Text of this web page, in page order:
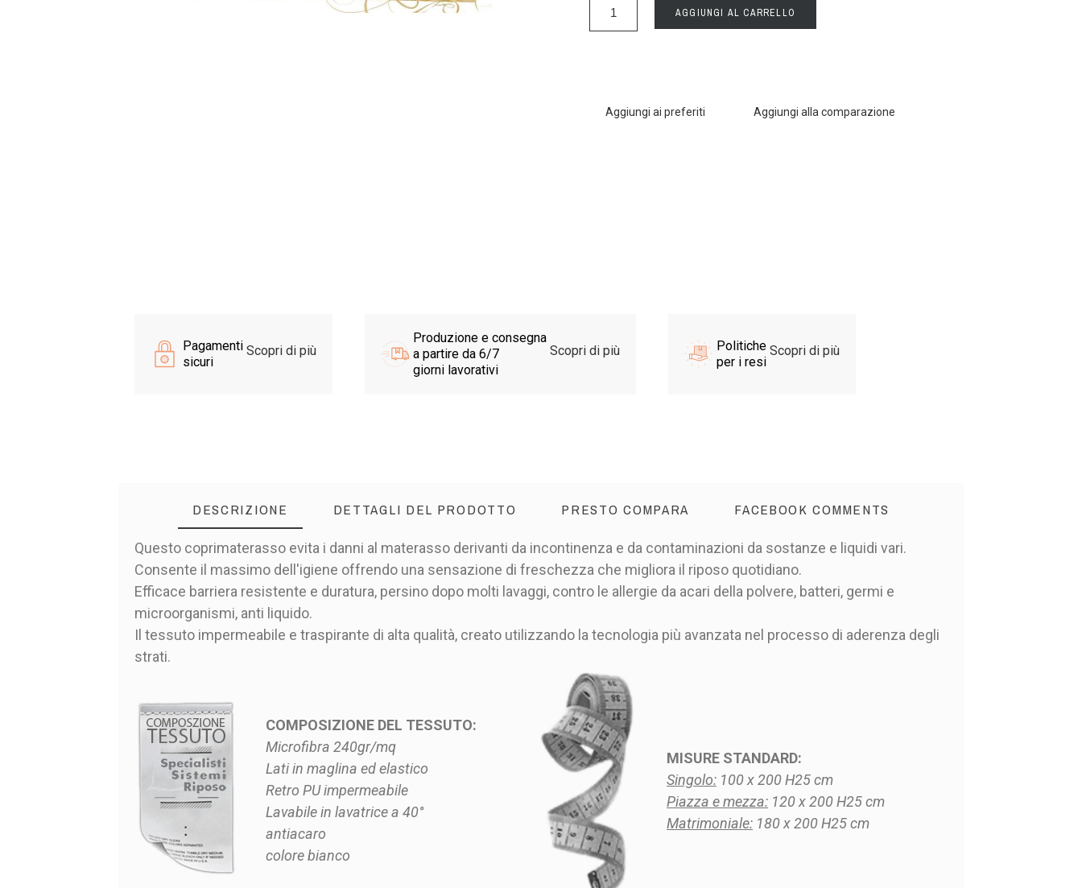
AGGIUNGI AL CARRELLO
Aggiungi ai preferiti Aggiungi alla comparazione
Pagamenti
sicuri
Scopri di più
Produzione e consegna
a partire da 6/7
giorni lavorativi
Scopri di più
Politiche
per i resi
Scopri di più
DESCRIZIONE DETTAGLI DEL PRODOTTO PRESTO COMPARA FACEBOOK COMMENTS
Questo coprimaterasso evita i danni al materasso derivanti da incontinenza e da contaminazioni da sostanze e liquidi vari.
Consente il massimo dell'igiene offrendo una sensazione di freschezza che migliora il riposo quotidiano.
Efficace barriera resistente e duratura, persino dopo molti lavaggi, contro le allergie da acari della polvere, batteri, germi e
microorganismi, anti liquido.
Il tessuto impermeabile e traspirante di alta qualità, creato utilizzando la tecnologia più avanzata nel processo di aderenza degli
strati.
COMPOSIZIONE DEL TESSUTO:
Microfibra 240gr/mq
Lati in maglina ed elastico
Retro PU impermeabile
Lavabile in lavatrice a 40°
antiacaro
colore bianco
MISURE STANDARD:
Singolo: 100 x 200 H25 cm
Piazza e mezza: 120 x 200 H25 cm
Matrimoniale: 180 x 200 H25 cm